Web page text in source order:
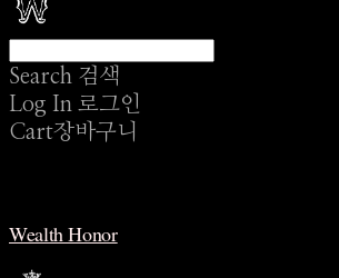
Search 검색
Log In 로그인
Cart장바구니
Wealth Honor